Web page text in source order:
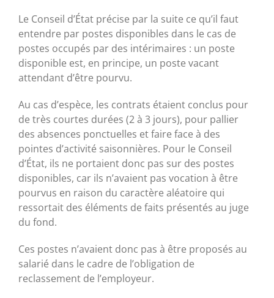
Le Conseil d’État précise par la suite ce qu’il faut
entendre par postes disponibles dans le cas de
postes occupés par des intérimaires : un poste
disponible est, en principe, un poste vacant
attendant d’être pourvu.
Au cas d’espèce, les contrats étaient conclus pour
de très courtes durées (2 à 3 jours), pour pallier
des absences ponctuelles et faire face à des
pointes d’activité saisonnières. Pour le Conseil
d’État, ils ne portaient donc pas sur des postes
disponibles, car ils n’avaient pas vocation à être
pourvus en raison du caractère aléatoire qui
ressortait des éléments de faits présentés au juge
du fond.
Ces postes n’avaient donc pas à être proposés au
salarié dans le cadre de l’obligation de
reclassement de l’employeur.